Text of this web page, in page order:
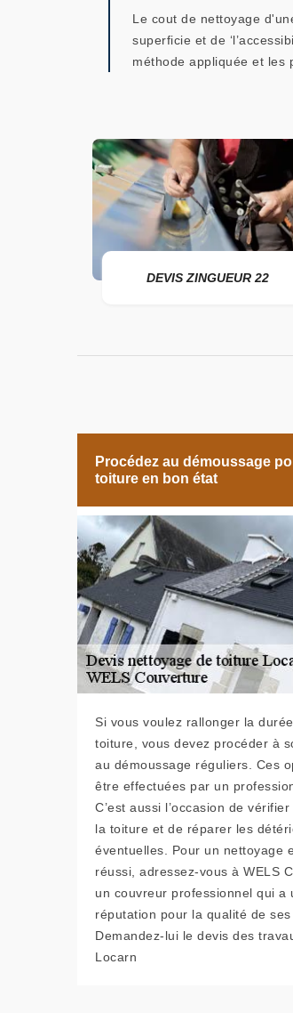
Le cout de nettoyage
superficie et de
méthode appliquée et les
DEVIS ZINGUEUR 22
Procédez au démoussage
toiture en bon état
Si vous voulez rallonger la
toiture, vous devez procéder à
au démoussage réguliers. Ces
être effectuées par un
C’est aussi l’occasion de
la toiture et de réparer les
éventuelles. Pour un nettoyage
réussi, adressez-vous à WELS
un couvreur professionnel qui a
réputation pour la qualité de ses
Demandez-lui le devis des
Locarn